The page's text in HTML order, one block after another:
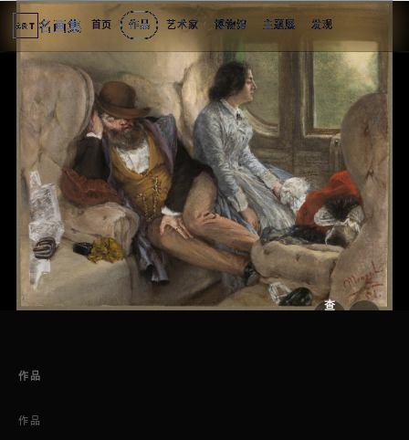
ART 名画集 首页 作品 艺术家 博物馆 主题展 发现
4
个
看
点
12
3
4
查
作品
作品